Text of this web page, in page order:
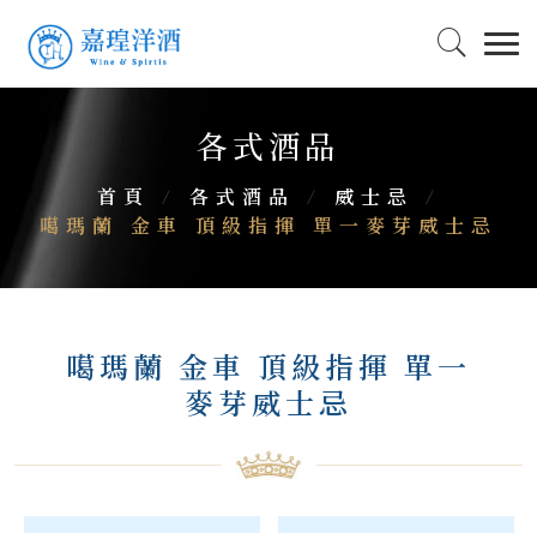
各式酒品
首頁 / 各式酒品 / 威士忌
/
噶瑪蘭 金車 頂級指揮 單一麥芽威士忌
噶瑪蘭 金車 頂級指揮 單一
麥芽威士忌